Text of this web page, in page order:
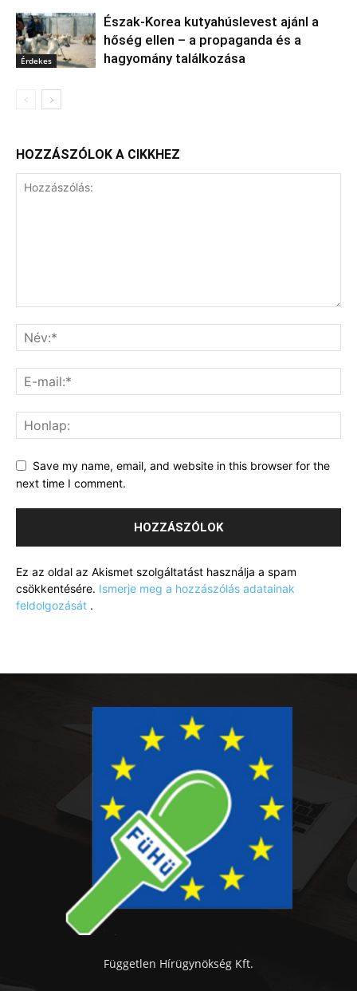
Érdekes
Észak‑Korea kutyahúslevest ajánl a
hőség ellen – a propaganda és a
hagyomány találkozása
HOZZÁSZÓLOK A CIKKHEZ
Save my name, email, and website in this browser for the
next time I comment.
Ez az oldal az Akismet szolgáltatást használja a spam
csökkentésére. Ismerje meg a hozzászólás adatainak
feldolgozását .
Független Hírügynökség Kft.